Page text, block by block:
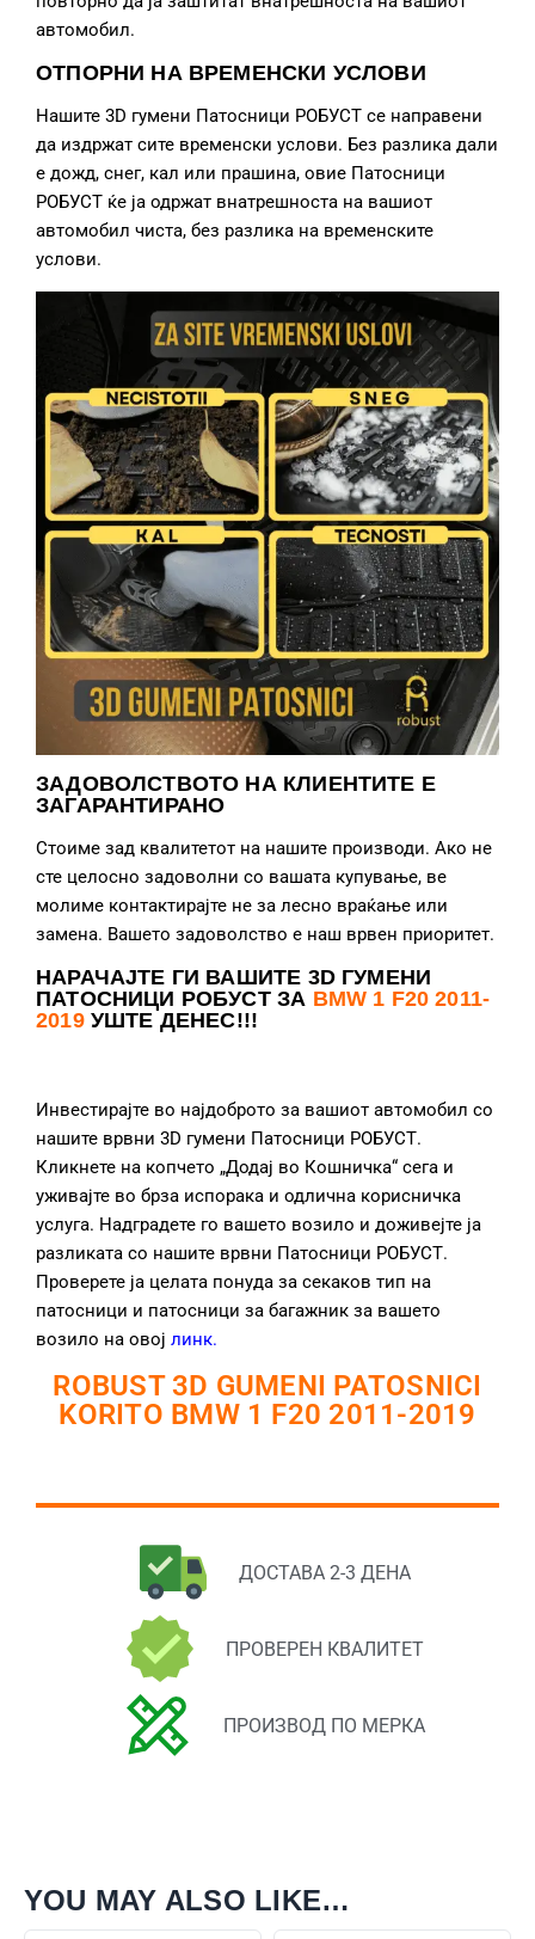
автомобил.
ОТПОРНИ НА ВРЕМЕНСКИ УСЛОВИ
Нашите 3D гумени Патосници РОБУСТ се направени
да издржат сите временски услови. Без разлика дали
е дожд, снег, кал или прашина, овие Патосници
РОБУСТ ќе ја одржат внатрешноста на вашиот
автомобил чиста, без разлика на временските
услови.
ЗАДОВОЛСТВОТО НА КЛИЕНТИТЕ Е
ЗАГАРАНТИРАНО
Стоиме зад квалитетот на нашите производи. Ако не
сте целосно задоволни со вашата купување, ве
молиме контактирајте не за лесно враќање или
замена. Вашето задоволство е наш врвен приоритет.
НАРАЧАЈТЕ ГИ ВАШИТЕ 3D ГУМЕНИ
ПАТОСНИЦИ РОБУСТ ЗА BMW 1 F20 2011-
2019УШТЕ ДЕНЕС!!!
Инвестирајте во најдоброто за вашиот автомобил со
нашите врвни 3D гумени Патосници РОБУСТ.
Кликнете на копчето „Додај во Кошничка“ сега и
уживајте во брза испорака и одлична корисничка
услуга. Надградете го вашето возило и доживејте ја
разликата со нашите врвни Патосници РОБУСТ.
Проверете ја целата понуда за секаков тип на
патосници и патосници за багажник за вашето
возило на овој линк.
ROBUST 3D GUMENI PATOSNICI
KORITO BMW 1 F20 2011-2019
ДОСТАВА 2-3 ДЕНА
ПРОВЕРЕН КВАЛИТЕТ
ПРОИЗВОД ПО МЕРКА
YOU MAY ALSO LIKE…